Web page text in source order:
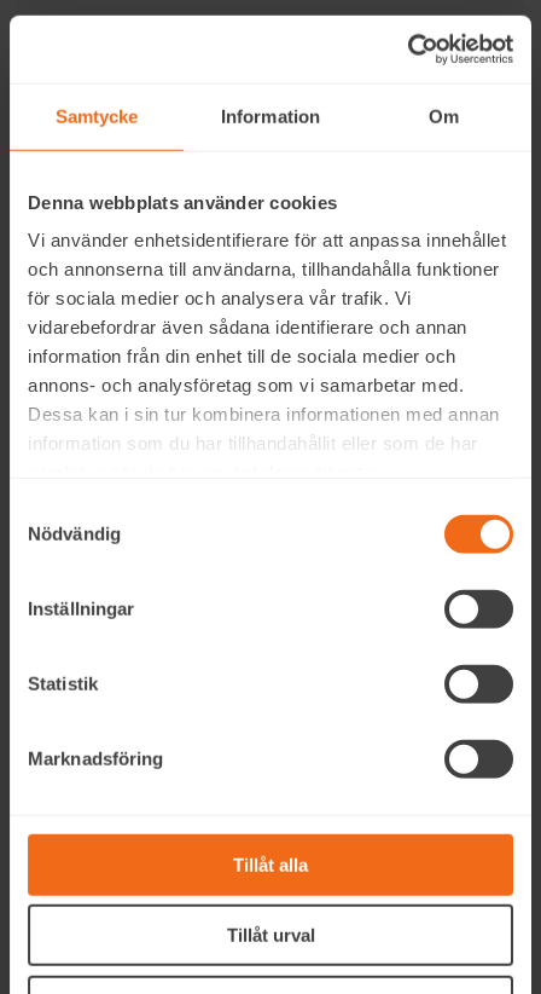
Samtycke Information Om
Denna webbplats använder cookies
Vi använder enhetsidentifierare för att anpassa innehållet
och annonserna till användarna, tillhandahålla funktioner
för sociala medier och analysera vår trafik. Vi
vidarebefordrar även sådana identifierare och annan
information från din enhet till de sociala medier och
annons- och analysföretag som vi samarbetar med.
Dessa kan i sin tur kombinera informationen med annan
information som du har tillhandahållit eller som de har
Nödvändig
Inställningar
Statistik
Marknadsföring
Tillåt alla
Tillåt urval